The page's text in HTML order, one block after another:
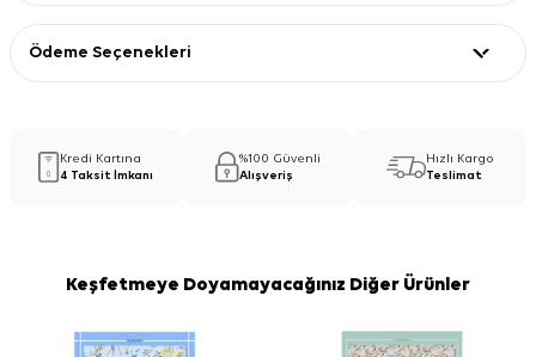
Ödeme Seçenekleri
Kredi Kartına
4 Taksit İmkanı
%100 Güvenli
Alışveriş
Hızlı Kargo
Teslimat
Keşfetmeye Doyamayacağınız Diğer Ürünler